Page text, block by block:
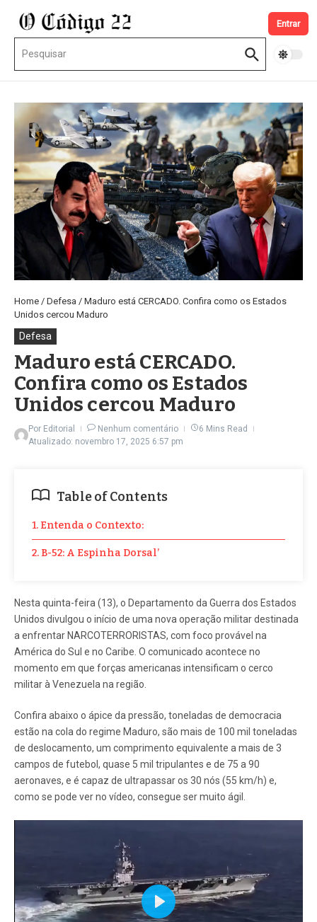
Entrar
Home / Defesa / Maduro está CERCADO. Confira como os Estados
Unidos cercou Maduro
Defesa
Maduro está CERCADO.
Confira como os Estados
Unidos cercou Maduro
Por Editorial Nenhum comentário
6 Mins Read
Atualizado: novembro 17, 2025 6:57 pm
Table of Contents
1. Entenda o Contexto:
2. B-52: A Espinha Dorsal’
Nesta quinta-feira (13), o Departamento da Guerra dos Estados
Unidos divulgou o início de uma nova operação militar destinada
a enfrentar NARCOTERRORISTAS, com foco provável na
América do Sul e no Caribe. O comunicado acontece no
momento em que forças americanas intensificam o cerco
militar à Venezuela na região.
Confira abaixo o ápice da pressão, toneladas de democracia
estão na cola do regime Maduro, são mais de 100 mil toneladas
de deslocamento, um comprimento equivalente a mais de 3
campos de futebol, quase 5 mil tripulantes e de 75 a 90
aeronaves, e é capaz de ultrapassar os 30 nós (55 km/h) e,
como se pode ver no vídeo, consegue ser muito ágil.
Play